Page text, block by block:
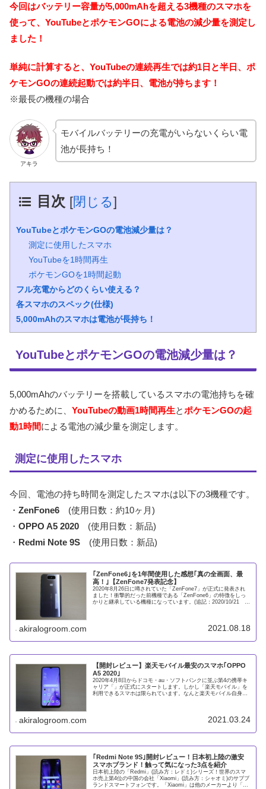
今回はバッテリー容量が5,000mAhを超える3機種のスマホを
使って、YouTubeとポケモンGOによる電池の減少量を測定し
ました！
単純に計算すると、YouTubeの連続再生では約1日と半日、ポ
ケモンGOの連続起動では約半日、電池が持ちます！
※最長の機種の場合
アキラ
モバイルバッテリーの充電がいらないくらい電
池が長持ち！
目次 [閉じる]
YouTubeとポケモンGOの電池減少量は？
測定に使用したスマホ
YouTubeを1時間再生
ポケモンGOを1時間起動
フル充電からどのくらい使える？
各スマホのスペック(仕様)
5,000mAhのスマホは電池が長持ち！
YouTubeとポケモンGOの電池減少量は？
5,000mAhのバッテリーを搭載しているスマホの電池持ちを確
かめるために、 YouTubeの動画1時間再生とポケモンGOの起
動1時間による電池の減少量を測定します。
測定に使用したスマホ
今回、電池の持ち時間を測定したスマホは以下の3機種です。
・ ZenFone6 (使用日数：約10ヶ月)
・ OPPO A5 2020 (使用日数：新品)
・ Redmi Note 9S (使用日数：新品)
｢ZenFone6｣を1年間使用した感想｢真の全画面、最
高！｣【ZenFone7発表記念】
2020年8月26日に噂されていた「ZenFone7」が正式に発表され
ました！衝撃的だった前機種である「ZenFone6」の特徴をしっ
かりと継承している機種になっています。(追記：2020/10/21
akiralogroom.com 2021.08.18
【開封レビュー】楽天モバイル最安のスマホ｢OPPO
A5 2020｣
2020年4月8日からドコモ・au・ソフトバンクに並ぶ第4の携帯キ
ャリア「」が正式にスタートします。しかし「楽天モバイル」を
利用できるスマホは限られています。なんと楽天モバイル自身が
akiralogroom.com 2021.03.24
｢Redmi Note 9S｣開封レビュー！日本初上陸の激安
スマホブランド！触って気になった3点を紹介
日本初上陸の「Redmi」(読み方：レドミ)シリーズ！世界のスマ
ホ売上第4位の中国の会社「Xiaomi」(読み方：シャオミ)のサブブ
ランドスマートフォンです。「Xiaomi」は他のメーカーより「高